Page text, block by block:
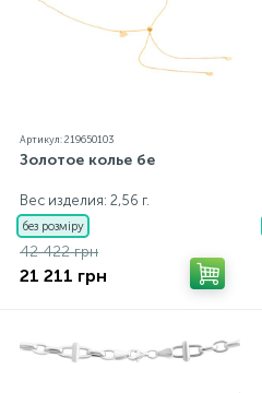
Артикул: 219650103
Золотое колье бе
Вес изделия: 2,56 г.
без розміру
42 422 грн
21 211 грн